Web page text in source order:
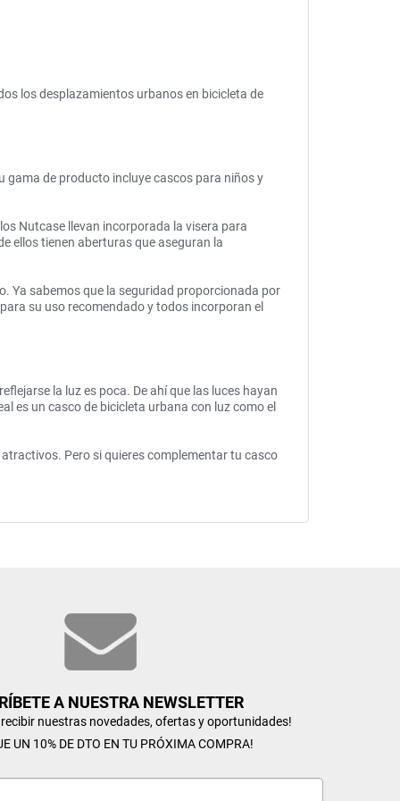
los desplazamientos urbanos en bicicleta de
gama de producto incluye cascos para niños y
Nutcase llevan incorporada la visera para
ellos tienen aberturas que aseguran la
Ya sabemos que la seguridad proporcionada por
su uso recomendado y todos incorporan el
la luz es poca. De ahí que las luces hayan
es un casco de bicicleta urbana con luz como el
Pero si quieres complementar tu casco
A NUESTRA NEWSLETTER
recibir nuestras novedades, ofertas y oportunidades!
UN 10% DE DTO EN TU PRÓXIMA COMPRA!